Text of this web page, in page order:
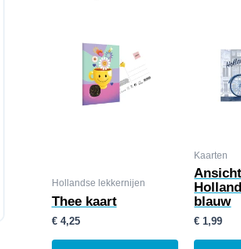
Hollandse lekkernijen
Thee kaart
€4,25
Kaarten
blauw
€ 1,99